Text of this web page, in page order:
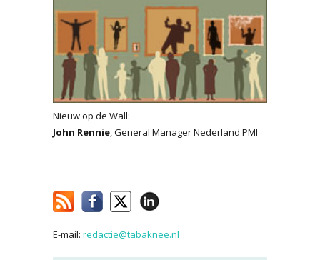
Nieuw op de Wall:
John Rennie, General Manager Nederland PMI
E-mail: redactie@tabaknee.nl